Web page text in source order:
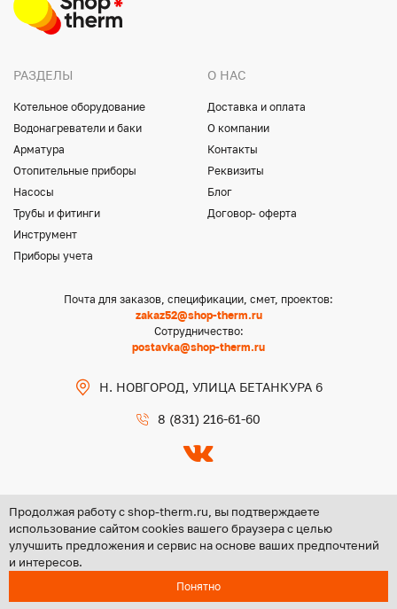
РАЗДЕЛЫ
Котельное оборудование
Водонагреватели и баки
Арматура
Отопительные приборы
Насосы
Трубы и фитинги
Инструмент
Приборы учета
О НАС
Доставка и оплата
О компании
Контакты
Реквизиты
Блог
Договор- оферта
Почта для заказов, спецификации, смет, проектов:
zakaz52@shop-therm.ru
Сотрудничество:
postavka@shop-therm.ru
Н. НОВГОРОД, УЛИЦА БЕТАНКУРА 6
8 (831) 216-61-60
Copyright @ 2026 ООО «ЦЕНТР ГРУПП НН»
Политика конфиденциальности
Продолжая работу с shop-therm.ru, вы подтверждаете
использование сайтом cookies вашего браузера с целью
улучшить предложения и сервис на основе ваших предпочтений
и интересов.
Понятно